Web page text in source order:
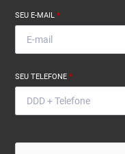
SEU E-MAIL*
SEU TELEFONE*